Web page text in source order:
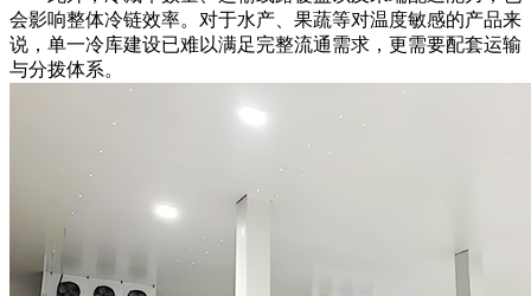
会影响整体冷链效率。对于水产、果蔬等对温度敏感的产品来
说，单一冷库建设已难以满足完整流通需求，更需要配套运输
与分拨体系。